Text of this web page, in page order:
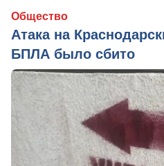
Общество
Атака на
БПЛА было сбито